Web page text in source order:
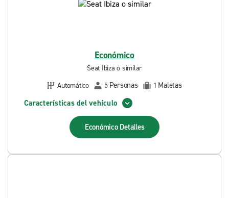
Económico
Seat Ibiza o similar
Automático
5 Personas 1 Maletas
Características del vehículo
Económico Detalles